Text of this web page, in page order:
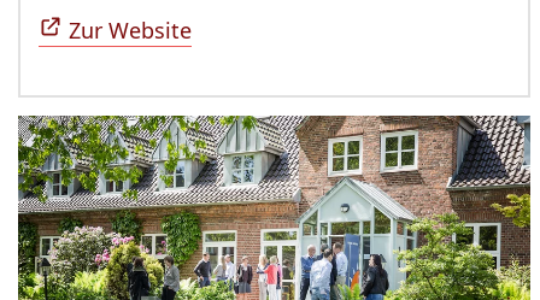
Zur Website